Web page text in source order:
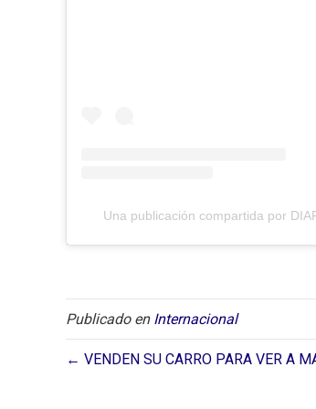
Una publicación compartida por
Publicado en Internacional
← VENDEN SU CARRO PARA VER A